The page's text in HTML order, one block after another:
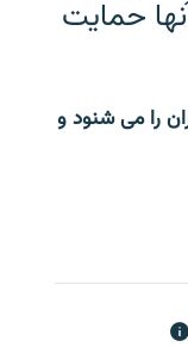
حمایت
را می شنود و